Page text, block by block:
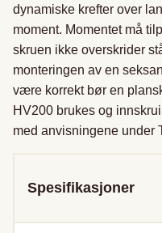
dynamiske krefter over
moment. Momentet må
skruen ikke overskrider
monteringen av en
være korrekt bør en
HV200 brukes og
med anvisningene under
Spesifikasjoner